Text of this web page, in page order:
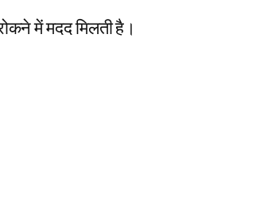
में मदद मिलती है।